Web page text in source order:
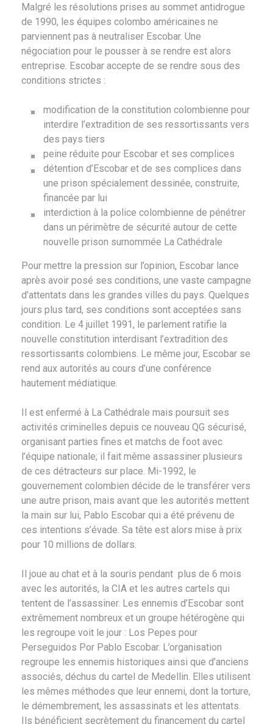
Malgré les résolutions prises au sommet antidrogue
de 1990, les équipes colombo américaines ne
parviennent pas à neutraliser Escobar. Une
négociation pour le pousser à se rendre est alors
entreprise. Escobar accepte de se rendre sous des
conditions strictes :
modification de la constitution colombienne pour
interdire l’extradition de ses ressortissants vers
des pays tiers
peine réduite pour Escobar et ses complices
détention d’Escobar et de ses complices dans
une prison spécialement dessinée, construite,
financée par lui
interdiction à la police colombienne de pénétrer
dans un périmètre de sécurité autour de cette
nouvelle prison surnommée La Cathédrale
Pour mettre la pression sur l’opinion, Escobar lance
après avoir posé ses conditions, une vaste campagne
d’attentats dans les grandes villes du pays. Quelques
jours plus tard, ses conditions sont acceptées sans
condition. Le 4 juillet 1991, le parlement ratifie la
nouvelle constitution interdisant l’extradition des
ressortissants colombiens. Le même jour, Escobar se
rend aux autorités au cours d’une conférence
hautement médiatique.
Il est enfermé à La Cathédrale mais poursuit ses
activités criminelles depuis ce nouveau QG sécurisé,
organisant parties fines et matchs de foot avec
l’équipe nationale; il fait même assassiner plusieurs
de ces détracteurs sur place. Mi-1992, le
gouvernement colombien décide de le transférer vers
une autre prison, mais avant que les autorités mettent
la main sur lui, Pablo Escobar qui a été prévenu de
ces intentions s’évade. Sa tête est alors mise à prix
pour 10 millions de dollars.
Il joue au chat et à la souris pendant plus de 6 mois
avec les autorités, la CIA et les autres cartels qui
tentent de l’assassiner. Les ennemis d’Escobar sont
extrêmement nombreux et un groupe hétérogène qui
les regroupe voit le jour : Los Pepes pour
Perseguidos Por Pablo Escobar. L’organisation
regroupe les ennemis historiques ainsi que d’anciens
associés, déchus du cartel de Medellin. Elles utilisent
les mêmes méthodes que leur ennemi, dont la torture,
le démembrement, les assassinats et les attentats.
Ils bénéficient secrètement du financement du cartel